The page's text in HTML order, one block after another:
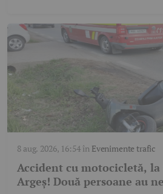
8 aug. 2026, 16:54în Evenimente trafic
Accident cu motocicletă,
Argeș! Două persoane au